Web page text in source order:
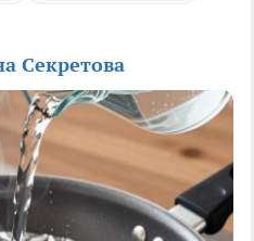
Секретова